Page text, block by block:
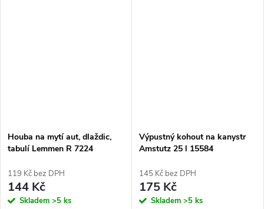
Houba na mytí aut, dlaždic,
tabulí Lemmen R 7224
119 Kč bez DPH
144 Kč
Skladem >5 ks
Výpustný kohout na kanystr
Amstutz 25 l 15584
145 Kč bez DPH
175 Kč
Skladem >5 ks